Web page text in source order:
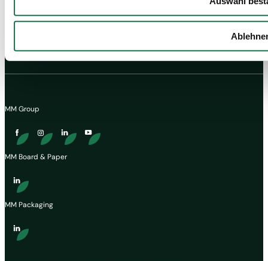
MM Group
MM Board & Paper
MM Packaging